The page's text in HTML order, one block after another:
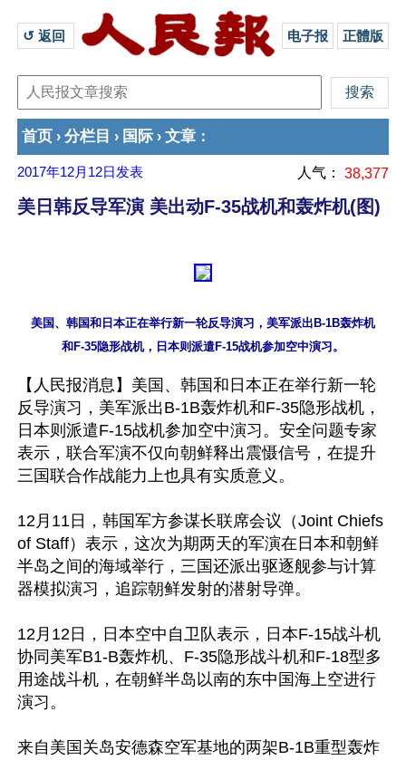
↺ 返回 电子报 正體版
首页 › 分栏目 › 国际 › 文章 ：
2017年12月12日 发表 人气： 38,377
美日韩反导军演 美出动F-35战机和轰炸机(图)
美国、韩国和日本正在举行新一轮反导演习，美军派出B-1B轰炸机
【人民报消息】美国、韩国和日本正在举行新一轮
反导演习，美军派出B-1B轰炸机和F-35隐形战机，
日本则派遣F-15战机参加空中演习。安全问题专家
表示，联合军演不仅向朝鲜释出震慑信号，在提升
三国联合作战能力上也具有实质意义。
12月11日，韩国军方参谋长联席会议（Joint Chiefs
of Staff）表示，这次为期两天的军演在日本和朝鲜
半岛之间的海域举行，三国还派出驱逐舰参与计算
器模拟演习，追踪朝鲜发射的潜射导弹。
12月12日，日本空中自卫队表示，日本F-15战斗机
协同美军B1-B轰炸机、F-35隐形战斗机和F-18型多
用途战斗机，在朝鲜半岛以南的东中国海上空进行
演习。
来自美国关岛安德森空军基地的两架B-1B重型轰炸